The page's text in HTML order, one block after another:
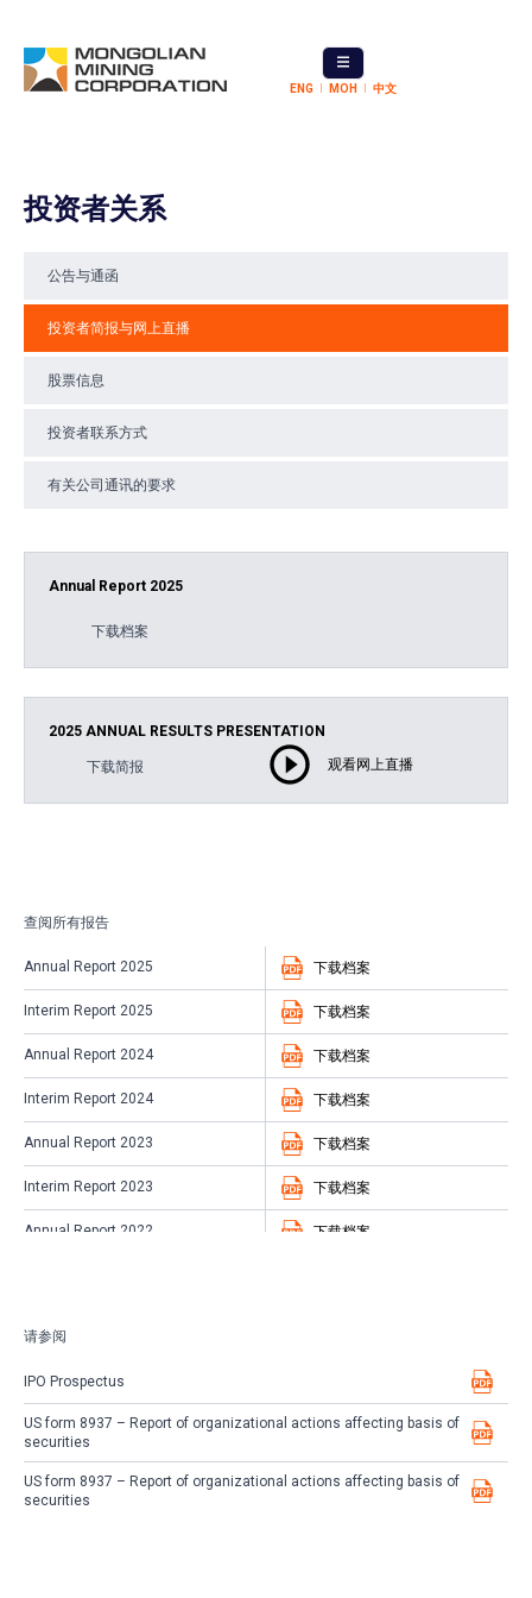
ENG МОН 中文
投资者关系
公告与通函
投资者简报与网上直播
股票信息
投资者联系方式
有关公司通讯的要求
Annual Report 2025
下载档案
2025 ANNUAL RESULTS PRESENTATION
下载简报 观看网上直播
查阅所有报告
Annual Report 2025 下载档案
Interim Report 2025 下载档案
Annual Report 2024 下载档案
Interim Report 2024 下载档案
Annual Report 2023 下载档案
Interim Report 2023 下载档案
Annual Report 2022 下载档案
ANNUAL REPORT 2020 下载档案
INTERIM REPORT 2020
Annual Report 2019
请参阅
IPO Prospectus
US form 8937 – Report of organizational actions affecting basis of
securities
US form 8937 – Report of organizational actions affecting basis of
securities